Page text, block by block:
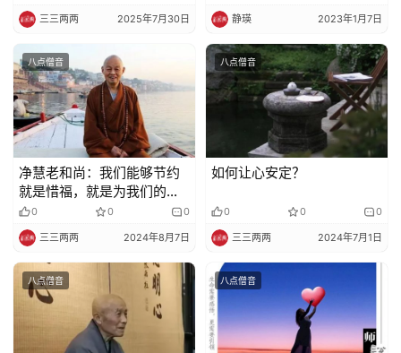
策
法
规
免
责
声
明
三三两两 2025年7月30日 静瑛 2023年1月7日
八点僧音
净慧老和尚：我们能够节约
就是惜福，就是为我们的福
德因缘创造条件
0 0 0
三三两两 2024年8月7日
八点僧音
如何让心安定？
0 0 0
三三两两 2024年7月1日
八点僧音 八点僧音